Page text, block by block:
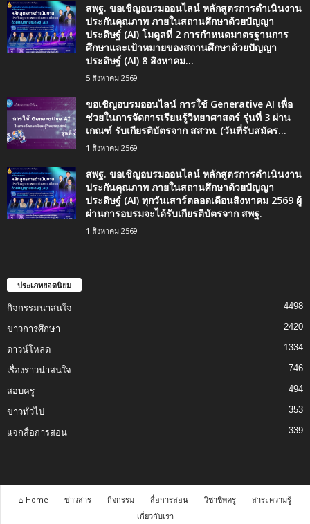
สพฐ. ขอเชิญอบรมออนไลน์ หลักสูตรการดำเนินงาน
ประกันคุณภาพ ภายในสถานศึกษาด้วยปัญญา
ประดิษฐ์ (AI) โมดูลที่ 2 การกำหนดมาตรฐานการ
ศึกษาและเป้าหมายของสถานศึกษาด้วยปัญญา
ประดิษฐ์ (AI) 8 สิงหาคม...
5 สิงหาคม 2569
ขอเชิญอบรมออนไลน์ การใช้ Generative AI เพื่อ
ช่วยในการจัดการเรียนรู้วิทยาศาสตร์ รุ่นที่ 3 ผ่าน
เกณฑ์ รับเกียรติบัตรจาก สสวท. (วันที่รับสมัคร...
1 สิงหาคม 2569
สพฐ. ขอเชิญอบรมออนไลน์ หลักสูตรการดำเนินงาน
ประกันคุณภาพ ภายในสถานศึกษาด้วยปัญญา
ประดิษฐ์ (AI) ทุกวันเสาร์ตลอดเดือนสิงหาคม 2569 ผู้
ผ่านการอบรมจะได้รับเกียรติบัตรจาก สพฐ.
1 สิงหาคม 2569
ประเภทยอดนิยม
กิจกรรมน่าสนใจ 4498
ข่าวการศึกษา 2420
ดาวน์โหลด 1334
เรื่องราวน่าสนใจ 746
สอบครู 494
ข่าวทั่วไป 353
แจกสื่อการสอน 339
⌂ Home ข่าวสาร กิจกรรม สื่อการสอน วิชาชีพครู
สาระความรู้
เกี่ยวกับเรา